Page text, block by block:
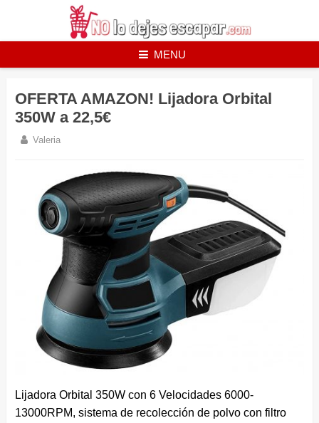
MENU
OFERTA AMAZON! Lijadora Orbital
350W a 22,5€
Valeria
Lijadora Orbital 350W con 6 Velocidades 6000-
13000RPM, sistema de recolección de polvo con filtro